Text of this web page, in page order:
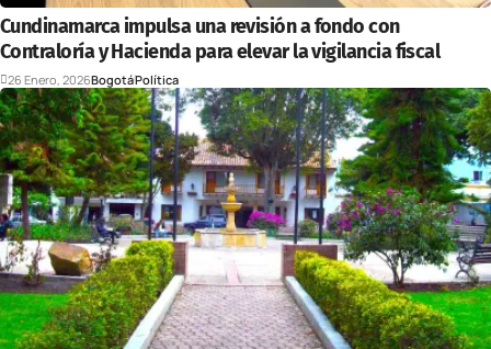
Cundinamarca impulsa una revisión a fondo con
Contraloría y Hacienda para elevar la vigilancia fiscal
26 Enero, 2026BogotáPolítica